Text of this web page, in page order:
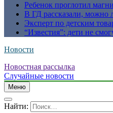
Ребенок проглотил
В ГД рассказали, можно
Эксперт по детским
“Известия”: дети не
Новости
Новостная рассылка
Случайные новости
Меню
Найти: